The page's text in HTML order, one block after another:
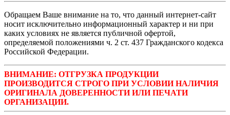
Обращаем Ваше внимание на то, что данный интернет-сайт
носит исключительно информационный характер и ни при
каких условиях не является публичной офертой,
определяемой положениями ч. 2 ст. 437 Гражданского кодекса
Российской Федерации.
ВНИМАНИЕ: ОТГРУЗКА ПРОДУКЦИИ
ПРОИЗВОДИТСЯ СТРОГО ПРИ УСЛОВИИ НАЛИЧИЯ
ОРИГИНАЛА ДОВЕРЕННОСТИ ИЛИ ПЕЧАТИ
ОРГАНИЗАЦИИ.